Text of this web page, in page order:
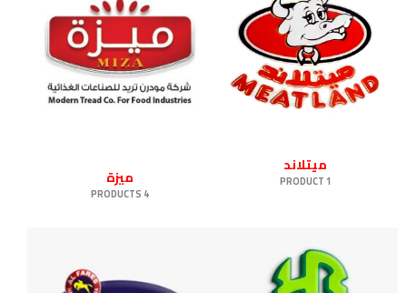
ميتلاند
1 PRODUCT ميزة
4 PRODUCTS